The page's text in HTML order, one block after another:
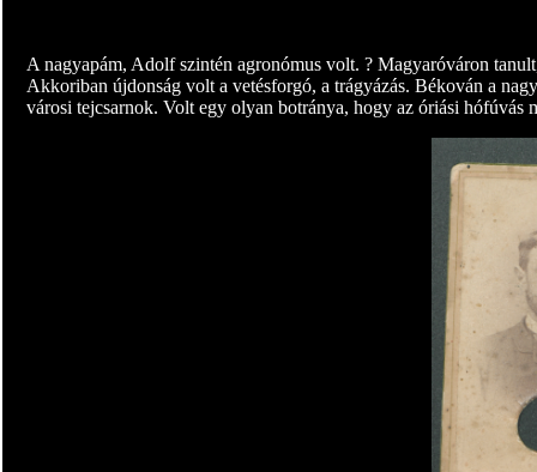
A nagyapám, Adolf szintén agronómus volt. ? Magyaróváron
Akkoriban újdonság volt a vetésforgó, a trágyázás. Békován a
városi tejcsarnok. Volt egy olyan botránya, hogy az óriási hófúvás